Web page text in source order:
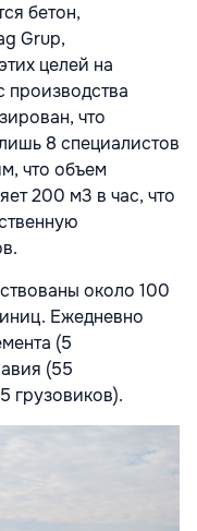
бетон,
Grup,
целей на
производства
что
8 специалистов
что объем
200 м3 в час, что
около 100
Ежедневно
(5
(55
грузовиков).